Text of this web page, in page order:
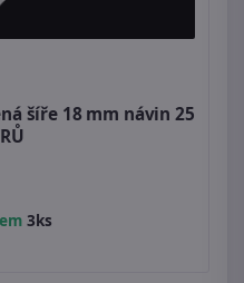
šíře 18 mm návin 25
3ks